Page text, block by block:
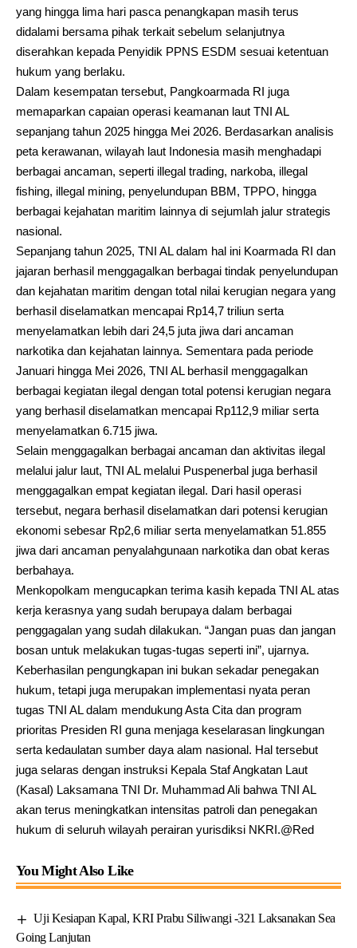
yang hingga lima hari pasca penangkapan masih terus
didalami bersama pihak terkait sebelum selanjutnya
diserahkan kepada Penyidik PPNS ESDM sesuai ketentuan
hukum yang berlaku.
Dalam kesempatan tersebut, Pangkoarmada RI juga
memaparkan capaian operasi keamanan laut TNI AL
sepanjang tahun 2025 hingga Mei 2026. Berdasarkan analisis
peta kerawanan, wilayah laut Indonesia masih menghadapi
berbagai ancaman, seperti illegal trading, narkoba, illegal
fishing, illegal mining, penyelundupan BBM, TPPO, hingga
berbagai kejahatan maritim lainnya di sejumlah jalur strategis
nasional.
Sepanjang tahun 2025, TNI AL dalam hal ini Koarmada RI dan
jajaran berhasil menggagalkan berbagai tindak penyelundupan
dan kejahatan maritim dengan total nilai kerugian negara yang
berhasil diselamatkan mencapai Rp14,7 triliun serta
menyelamatkan lebih dari 24,5 juta jiwa dari ancaman
narkotika dan kejahatan lainnya. Sementara pada periode
Januari hingga Mei 2026, TNI AL berhasil menggagalkan
berbagai kegiatan ilegal dengan total potensi kerugian negara
yang berhasil diselamatkan mencapai Rp112,9 miliar serta
menyelamatkan 6.715 jiwa.
Selain menggagalkan berbagai ancaman dan aktivitas ilegal
melalui jalur laut, TNI AL melalui Puspenerbal juga berhasil
menggagalkan empat kegiatan ilegal. Dari hasil operasi
tersebut, negara berhasil diselamatkan dari potensi kerugian
ekonomi sebesar Rp2,6 miliar serta menyelamatkan 51.855
jiwa dari ancaman penyalahgunaan narkotika dan obat keras
berbahaya.
Menkopolkam mengucapkan terima kasih kepada TNI AL atas
kerja kerasnya yang sudah berupaya dalam berbagai
penggagalan yang sudah dilakukan. “Jangan puas dan jangan
bosan untuk melakukan tugas-tugas seperti ini”, ujarnya.
Keberhasilan pengungkapan ini bukan sekadar penegakan
hukum, tetapi juga merupakan implementasi nyata peran
tugas TNI AL dalam mendukung Asta Cita dan program
prioritas Presiden RI guna menjaga keselarasan lingkungan
serta kedaulatan sumber daya alam nasional. Hal tersebut
juga selaras dengan instruksi Kepala Staf Angkatan Laut
(Kasal) Laksamana TNI Dr. Muhammad Ali bahwa TNI AL
akan terus meningkatkan intensitas patroli dan penegakan
hukum di seluruh wilayah perairan yurisdiksi NKRI.@Red
You Might Also Like
Uji Kesiapan Kapal, KRI Prabu Siliwangi -321 Laksanakan Sea
Going Lanjutan